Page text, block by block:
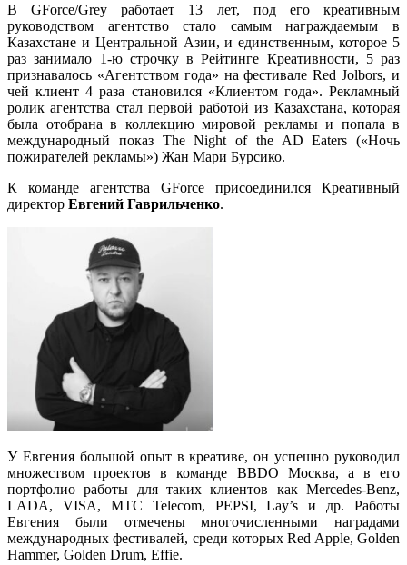
В GForce/Grey работает 13 лет, под его креативным
руководством агентство стало самым награждаемым в
Казахстане и Центральной Азии, и единственным, которое 5
раз занимало 1-ю строчку в Рейтинге Креативности, 5 раз
признавалось «Агентством года» на фестивале Red Jolbors, и
чей клиент 4 раза становился «Клиентом года». Рекламный
ролик агентства стал первой работой из Казахстана, которая
была отобрана в коллекцию мировой рекламы и попала в
международный показ The Night of the AD Eaters («Ночь
пожирателей рекламы») Жан Мари Бурсико.
К команде агентства GForce присоединился Креативный
директор Евгений Гаврильченко.
У Евгения большой опыт в креативе, он успешно руководил
множеством проектов в команде BBDO Москва, а в его
портфолио работы для таких клиентов как Mercedes-Benz,
LADA, VISA, МТС Telecom, PEPSI, Lay’s и др. Работы
Евгения были отмечены многочисленными наградами
международных фестивалей, среди которых Red Apple, Golden
Hammer, Golden Drum, Effie.